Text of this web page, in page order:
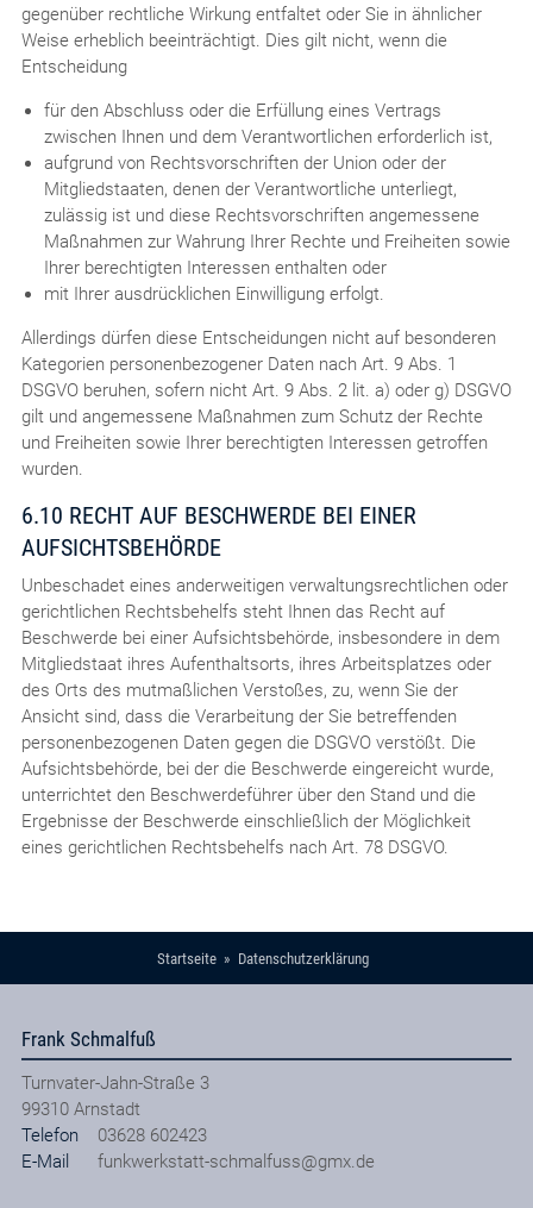
gegenüber rechtliche Wirkung entfaltet oder Sie in ähnlicher
Weise erheblich beeinträchtigt. Dies gilt nicht, wenn die
Entscheidung
für den Abschluss oder die Erfüllung eines Vertrags
zwischen Ihnen und dem Verantwortlichen erforderlich ist,
aufgrund von Rechtsvorschriften der Union oder der
Mitgliedstaaten, denen der Verantwortliche unterliegt,
zulässig ist und diese Rechtsvorschriften angemessene
Maßnahmen zur Wahrung Ihrer Rechte und Freiheiten sowie
Ihrer berechtigten Interessen enthalten oder
mit Ihrer ausdrücklichen Einwilligung erfolgt.
Allerdings dürfen diese Entscheidungen nicht auf besonderen
Kategorien personenbezogener Daten nach Art. 9 Abs. 1
DSGVO beruhen, sofern nicht Art. 9 Abs. 2 lit. a) oder g) DSGVO
gilt und angemessene Maßnahmen zum Schutz der Rechte
und Freiheiten sowie Ihrer berechtigten Interessen getroffen
wurden.
6.10 RECHT AUF BESCHWERDE BEI EINER
AUFSICHTSBEHÖRDE
Unbeschadet eines anderweitigen verwaltungsrechtlichen oder
gerichtlichen Rechtsbehelfs steht Ihnen das Recht auf
Beschwerde bei einer Aufsichtsbehörde, insbesondere in dem
Mitgliedstaat ihres Aufenthaltsorts, ihres Arbeitsplatzes oder
des Orts des mutmaßlichen Verstoßes, zu, wenn Sie der
Ansicht sind, dass die Verarbeitung der Sie betreffenden
personenbezogenen Daten gegen die DSGVO verstößt. Die
Aufsichtsbehörde, bei der die Beschwerde eingereicht wurde,
unterrichtet den Beschwerdeführer über den Stand und die
Ergebnisse der Beschwerde einschließlich der Möglichkeit
eines gerichtlichen Rechtsbehelfs nach Art. 78 DSGVO.
Startseite Datenschutzerklärung
Frank Schmalfuß
Turnvater-Jahn-Straße 3
99310 Arnstadt
Telefon
03628 602423
E-Mail
funkwerkstatt-schmalfuss@gmx.de